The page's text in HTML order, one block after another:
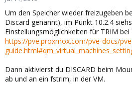
Um den Speicher wieder freizugeben
Discard genannt), im Punkt 10.2.4
Einstellungsmöglichkeiten für TRIM bei
https://pve.proxmox.com/pve-docs/
Dann aktivierst du DISCARD beim
ab und an ein fstrim, in der VM.